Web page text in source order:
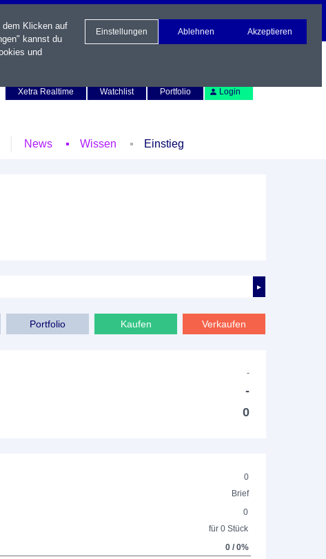
Xetra Realtime
Watchlist Portfolio Login
News Wissen Einstieg
►
Verkaufen
Kaufen
Portfolio
-
-
0
0
Brief
0
für 0 Stück
0 / 0%
dem Klicken auf
kannst du
und
Einstellungen Ablehnen Akzeptieren